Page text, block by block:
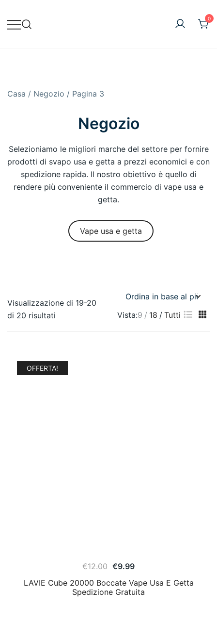
0
Casa / Negozio / Pagina 3
Negozio
Selezioniamo le migliori marche del settore per fornire
prodotti di svapo usa e getta a prezzi economici e con
spedizione rapida. Il nostro obiettivo è quello di
rendere più conveniente il commercio di vape usa e
getta.
Vape usa e getta
Visualizzazione di 19-20
di 20 risultati
Vista:9 18 Tutti
OFFERTA!
€12.00 €9.99
LAVIE Cube 20000 Boccate Vape Usa E Getta
Spedizione Gratuita